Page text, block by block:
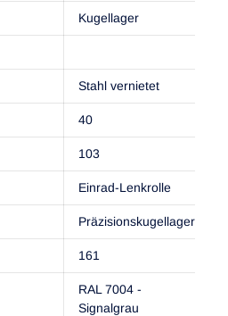
Kugellager
Stahl vernietet
40
103
Einrad-Lenkrolle
Präzisionskugellager
161
RAL 7004 -
Signalgrau